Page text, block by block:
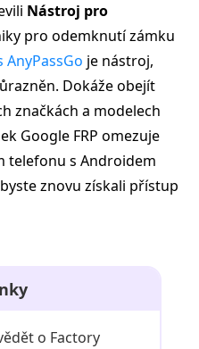
Nástroj pro
pro odemknutí zámku
AnyPassGo je nástroj,
Dokáže obejít
značkách a modelech
Google FRP omezuje
telefonu s Androidem
znovu získali přístup
o Factory